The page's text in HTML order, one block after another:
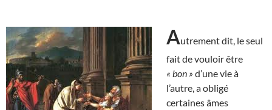
Autrement dit, le seul
fait de vouloir être
« bon » d’une vie à
l’autre, a obligé
certaines âmes